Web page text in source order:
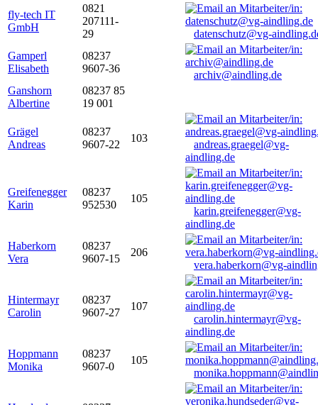
fly-tech IT
GmbH
0821
207111-
29
datenschutz@vg-
Gamperl
Elisabeth
08237
9607-36
archiv@aindling.de
Ganshorn
Albertine
08237 85
19 001
Grägel
Andreas
08237
9607-22
103
andreas.graegel@vg-
aindling.de
Greifenegger
Karin
08237
952530
105
karin.greifenegger@vg-
aindling.de
Haberkorn
Vera
08237
9607-15
206
vera.haberkorn@vg-
Hintermayr
Carolin
08237
9607-27
107
carolin.hintermayr@vg-
aindling.de
Hoppmann
Monika
08237
9607-0
105